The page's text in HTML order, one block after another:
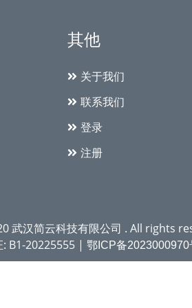
其他
关于我们
联系我们
登录
注册
武汉简云科技有限公司 . All rights
B1-20225555 | 鄂ICP备2023000970